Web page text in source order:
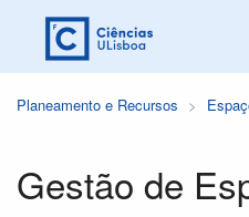
Planeamento e Recursos
Gestão de